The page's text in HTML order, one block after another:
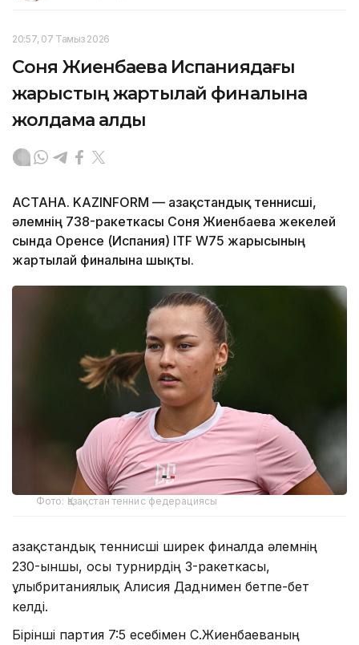
20:57, 07 Тамыз 2026
Соня Жиенбаева Испаниядағы
жарыстың жартылай финалына
жолдама алды
АСТАНА. KAZINFORM — Қазақстандық теннисші,
әлемнің 738-ракеткасы Соня Жиенбаева жекелей
сында Оренсе (Испания) ITF W75 жарысының
жартылай финалына шықты.
Фото: Қазақстан теннис федерациясы
Қазақстандық теннисші ширек финалда әлемнің
230-ыншы, осы турнирдің 3-ракеткасы,
ұлыбританиялық Алисия Даднимен бетпе-бет
келді.
Бірінші партия 7:5 есебімен С.Жиенбаеваның